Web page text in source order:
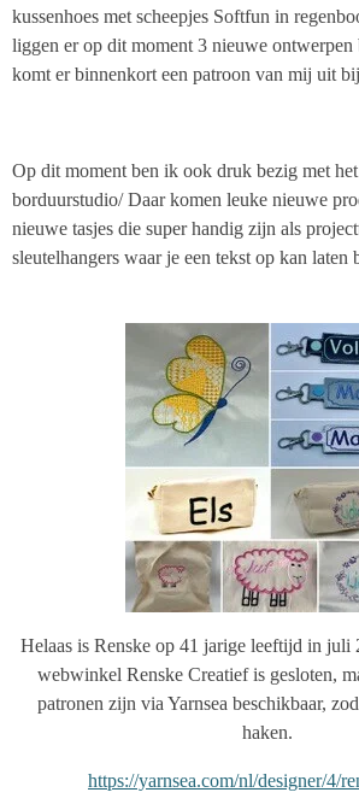
kussenhoes met scheepjes Softfun in
liggen er op dit moment 3 nieuwe ontwerpen
komt er binnenkort een patroon van mij uit
Op dit moment ben ik ook druk bezig met
borduurstudio/ Daar komen leuke nieuwe
nieuwe tasjes die super handig zijn als
sleutelhangers waar je een tekst op kan laten
Helaas is Renske op 41 jarige leeftijd in juli
webwinkel Renske Creatief is gesloten,
patronen zijn via Yarnsea beschikbaar,
haken.
https://yarnsea.com/nl/designer/4/